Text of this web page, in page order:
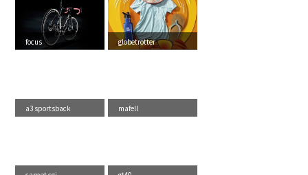
focus globetrotter
a3 sportsback mafell